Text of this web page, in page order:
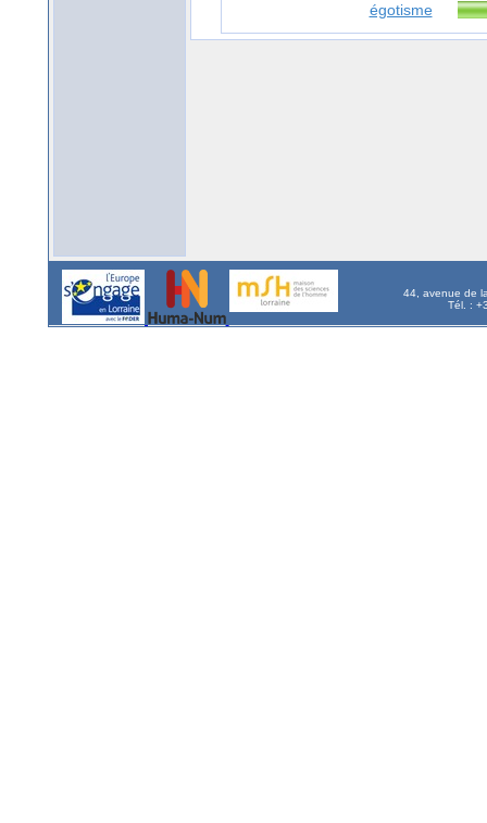
égotisme
44, avenue de
Tél. :